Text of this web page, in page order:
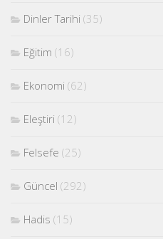
Dinler Tarihi (35)
Eğitim (16)
Ekonomi (62)
Eleştiri (12)
Felsefe (25)
Güncel (292)
Hadis (15)